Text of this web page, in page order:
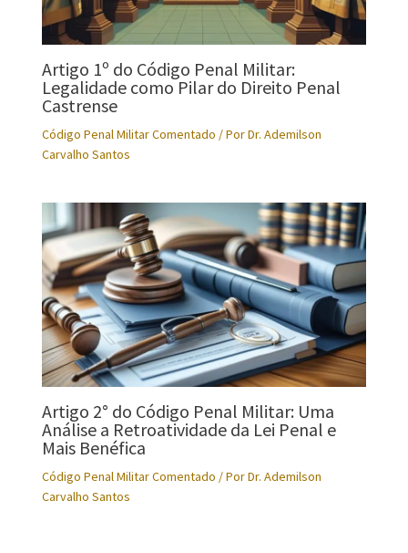
Artigo 1º do Código Penal Militar:
Legalidade como Pilar do Direito Penal
Castrense
Código Penal Militar Comentado / PorDr. Ademilson
Carvalho Santos
Artigo 2° do Código Penal Militar: Uma
Análise a Retroatividade da Lei Penal e
Mais Benéfica
Código Penal Militar Comentado / PorDr. Ademilson
Carvalho Santos